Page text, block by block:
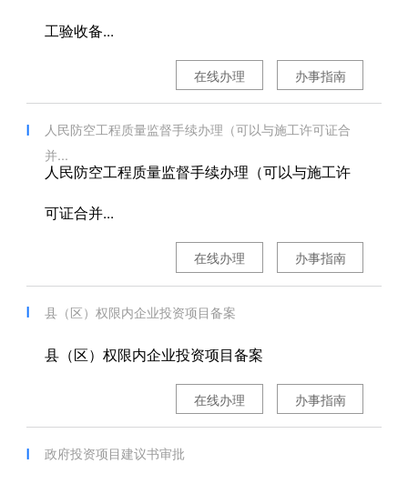
工验收备...
办事指南
在线办理
人民防空工程质量监督手续办理（可以与施工许可证合
并...
人民防空工程质量监督手续办理（可以与施工许
可证合并...
办事指南
在线办理
县（区）权限内企业投资项目备案
县（区）权限内企业投资项目备案
办事指南
在线办理
政府投资项目建议书审批